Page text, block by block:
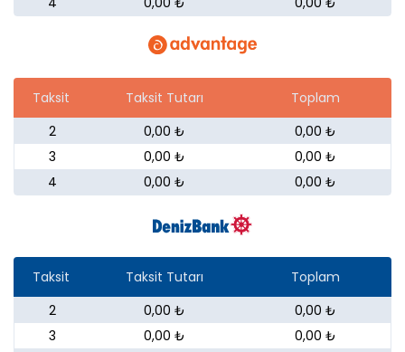
Taksit Taksit Tutarı
Toplam
2
0,00 ₺
0,00 ₺
3
0,00 ₺
0,00 ₺
4
0,00 ₺ 0,00 ₺
Taksit Taksit Tutarı
Toplam
2
0,00 ₺
0,00 ₺
3
0,00 ₺
0,00 ₺